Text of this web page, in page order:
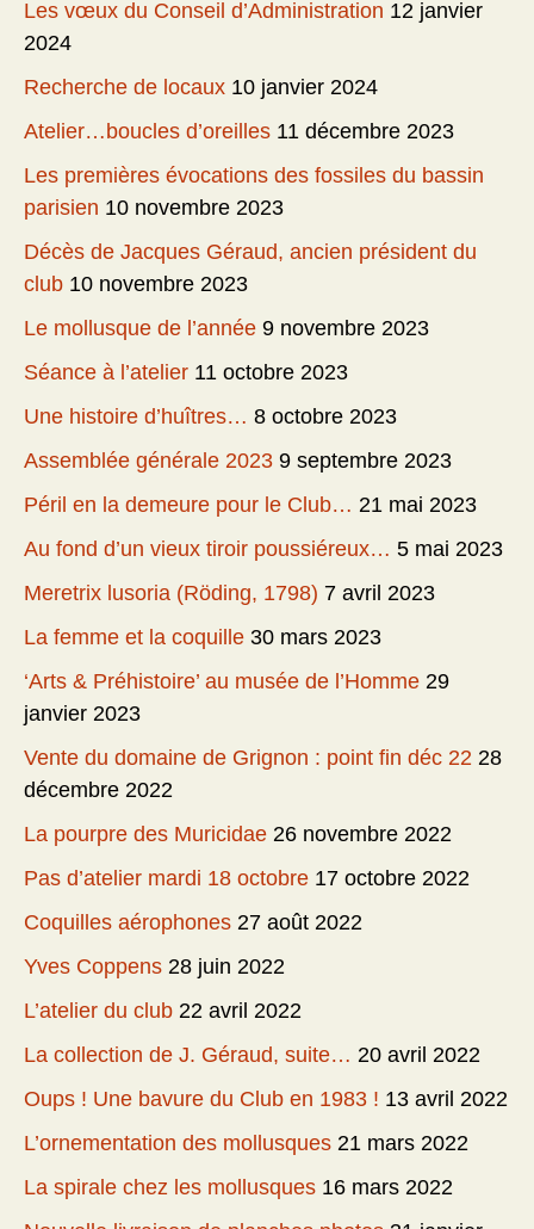
Les vœux du Conseil d’Administration 12 janvier
2024
Recherche de locaux 10 janvier 2024
Atelier…boucles d’oreilles 11 décembre 2023
Les premières évocations des fossiles du bassin
parisien 10 novembre 2023
Décès de Jacques Géraud, ancien président du
club 10 novembre 2023
Le mollusque de l’année 9 novembre 2023
Séance à l’atelier 11 octobre 2023
Une histoire d’huîtres… 8 octobre 2023
Assemblée générale 2023 9 septembre 2023
Péril en la demeure pour le Club… 21 mai 2023
Au fond d’un vieux tiroir poussiéreux… 5 mai 2023
Meretrix lusoria (Röding, 1798) 7 avril 2023
La femme et la coquille 30 mars 2023
‘Arts & Préhistoire’ au musée de l’Homme 29
janvier 2023
Vente du domaine de Grignon : point fin déc 22 28
décembre 2022
La pourpre des Muricidae 26 novembre 2022
Pas d’atelier mardi 18 octobre 17 octobre 2022
Coquilles aérophones 27 août 2022
Yves Coppens 28 juin 2022
L’atelier du club 22 avril 2022
La collection de J. Géraud, suite… 20 avril 2022
Oups ! Une bavure du Club en 1983 ! 13 avril 2022
L’ornementation des mollusques 21 mars 2022
La spirale chez les mollusques 16 mars 2022